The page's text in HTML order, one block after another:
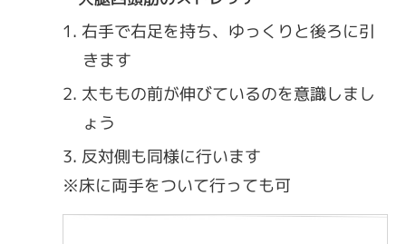
右手で右足を持ち、ゆっくりと後ろに引
きます
太ももの前が伸びているのを意識しまし
ょう
反対側も同様に行います
※床に両手をついて行っても可